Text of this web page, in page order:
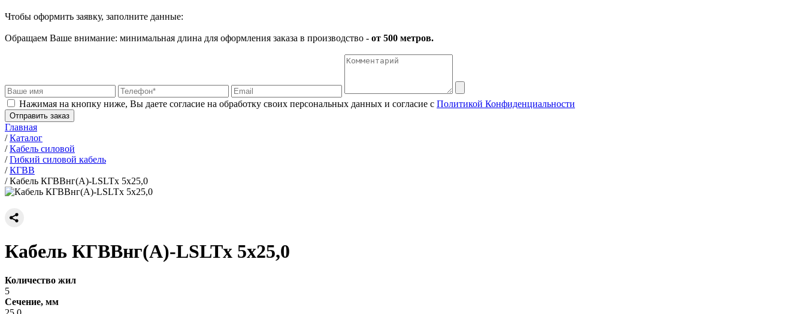
Чтобы оформить заявку, заполните данные:
Обращаем Ваше внимание: минимальная длина для оформления заказа в производство - от 500 метров.
Нажимая на кнопку ниже, Вы даете согласие на обработку своих персональных данных и согласие с Политикой Конфиденциальности
Отправить заказ
Главная
/Каталог
/Кабель силовой
/Гибкий силовой кабель
/КГВВ
/Кабель КГВВнг(А)-LSLTx 5х25,0
Кабель КГВВнг(А)-LSLTx 5х25,0
Количество жил
5
Сечение, мм